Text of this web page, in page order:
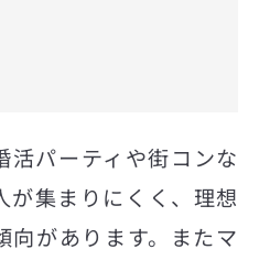
活パーティや街コンな
が集まりにくく、理想
向があります。またマ